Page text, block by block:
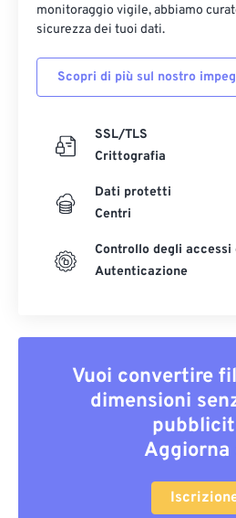
monitoraggio vigile, abbiamo
sicurezza dei tuoi dati.
Scopri di più sul nostro
SSL/TLS
Crittografia
Dati protetti
Centri
Controllo degli accessi
Autenticazione
Vuoi convertire
dimensioni
Aggiorna